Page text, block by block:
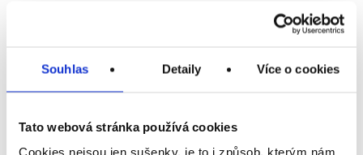
Souhlas Detaily Více o cookies
Tato webová stránka používá cookies
Cookies nejsou jen sušenky, je to i způsob, kterým nám